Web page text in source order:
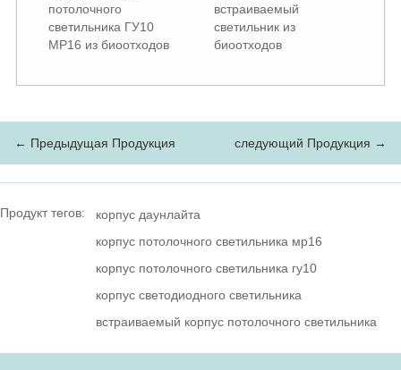
потолочного
светильника ГУ10
МР16 из биоотходов
встраиваемый
светильник из
биоотходов
← Предыдущая Продукция следующий Продукция →
Продукт тегов:
корпус даунлайта
корпус потолочного светильника мр16
корпус потолочного светильника гу10
корпус светодиодного светильника
встраиваемый корпус потолочного светильника